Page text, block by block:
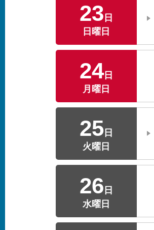
23 日
日曜日
24日
月曜日
25 日
火曜日
26 日
水曜日